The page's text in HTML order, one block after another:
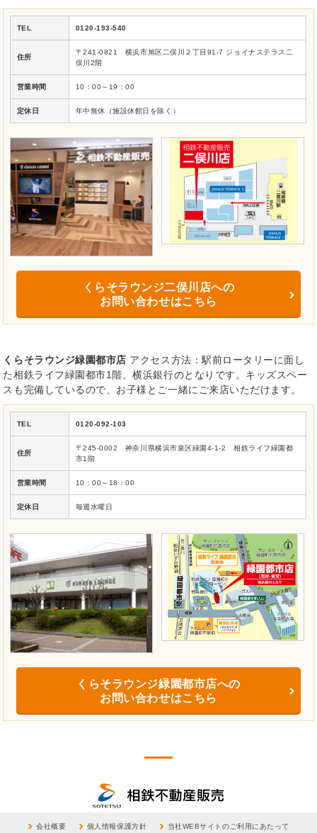
TEL 0120-193-540
住所
〒241-0821 横浜市旭区二俣川２丁目91-7 ジョイナステラス二
俣川2階
営業時間 10：00～19：00
定休日 年中無休（施設休館日を除く）
くらそラウンジ二俣川店への
お問い合わせはこちら
くらそラウンジ緑園都市店 アクセス方法：駅前ロータリーに面し
た相鉄ライフ緑園都市1階、横浜銀行のとなりです。キッズスペー
スも完備しているので、お子様とご一緒にご来店いただけます。
TEL 0120-092-103
住所
〒245-0002 神奈川県横浜市泉区緑園4-1-2 相鉄ライフ緑園都
市1階
営業時間 10：00～18：00
定休日 毎週水曜日
くらそラウンジ緑園都市店への
お問い合わせはこちら
会社概要 個人情報保護方針 当社WEBサイトのご利用にあたって